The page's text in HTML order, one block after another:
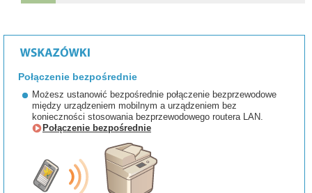
Połączenie bezpośrednie
Możesz ustanowić bezpośrednie połączenie bezprzewodowe
między urządzeniem mobilnym a urządzeniem bez
konieczności stosowania bezprzewodowego routera LAN.
Połączenie bezpośrednie